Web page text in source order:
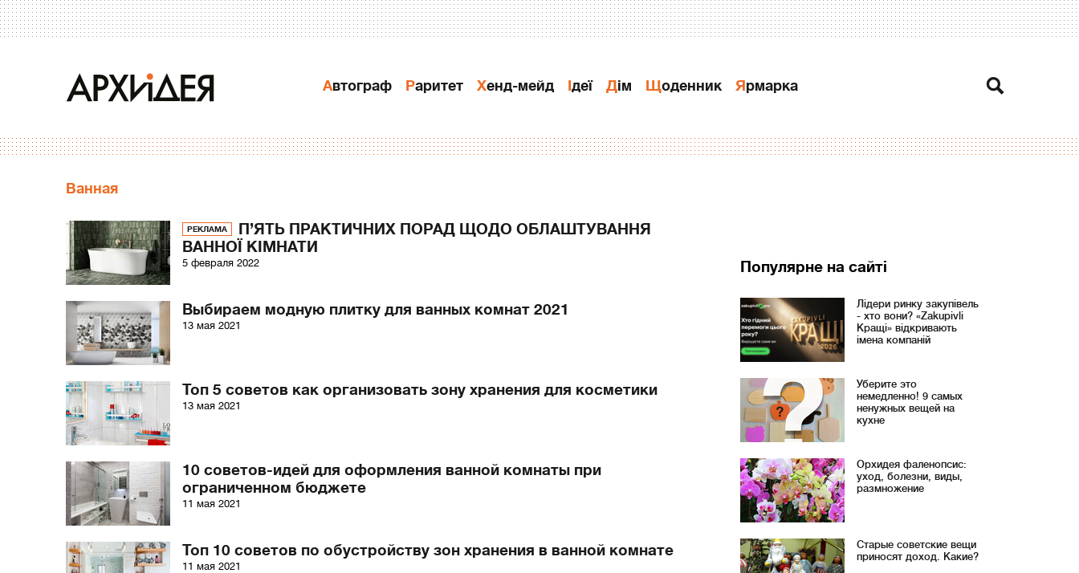
Автограф Раритет Хенд-мейд Ідеї Дiм Щоденник Ярмарка
Ванная
РЕКЛАМА
П’ЯТЬ ПРАКТИЧНИХ ПОРАД ЩОДО ОБЛАШТУВАННЯ
ВАННОЇ КІМНАТИ
5 февраля 2022
Выбираем модную плитку для ванных комнат 2021
13 мая 2021
Топ 5 советов как организовать зону хранения для косметики
13 мая 2021
10 советов-идей для оформления ванной комнаты при
ограниченном бюджете
11 мая 2021
Топ 10 советов по обустройству зон хранения в ванной комнате
11 мая 2021
Популярне на сайті
Лідери ринку закупівель
- хто вони? «Zakupivli
Кращі» відкривають
імена компаній
Уберите это
немедленно! 9 самых
ненужных вещей на
кухне
Орхидея фаленопсис:
уход, болезни, виды,
размножение
Старые советские вещи
приносят доход. Какие?